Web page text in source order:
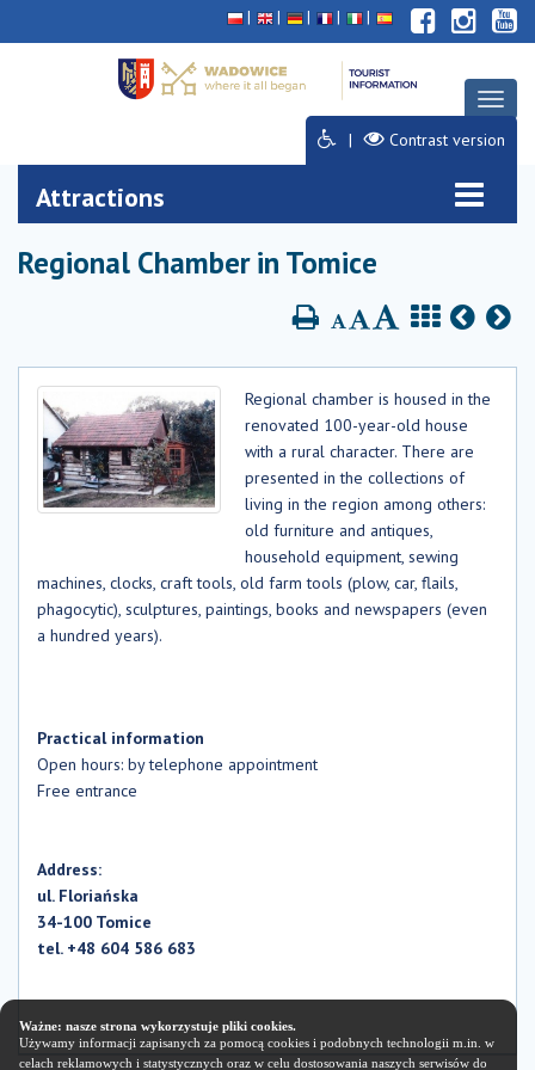
Deklaracja
dostępności
Przejdź
do
głównej
treści
Przejdź
do
menu
Przejdź
do
stopki
Contrast version
Attractions
Regional Chamber in Tomice
Regional chamber is housed in the
renovated 100-year-old house
with a rural character. There are
presented in the collections of
living in the region among others:
old furniture and antiques,
household equipment, sewing
machines, clocks, craft tools, old farm tools (plow, car, flails,
phagocytic), sculptures, paintings, books and newspapers (even
a hundred years).
Practical information
Open hours: by telephone appointment
Free entrance
Address:
ul. Floriańska
34-100 Tomice
tel. +48 604 586 683
Ważne: nasze strona wykorzystuje pliki cookies.
Używamy informacji zapisanych za pomocą cookies i podobnych technologii m.in. w
celach reklamowych i statystycznych oraz w celu dostosowania naszych serwisów do